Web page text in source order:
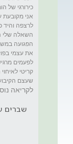
אני מקובעת
השאלה שלי
הפגועה
את עצמי
לפעמים
קריטי
שעצם
לקריאה
שברים